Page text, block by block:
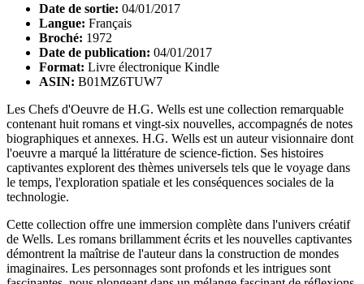
Date de sortie: 04/01/2017
Langue: Français
Broché: 1972
Date de publication: 04/01/2017
Format: Livre électronique Kindle
ASIN: B01MZ6TUW7
Les Chefs d'Oeuvre de H.G. Wells est une collection remarquable
contenant huit romans et vingt-six nouvelles, accompagnés de notes
biographiques et annexes. H.G. Wells est un auteur visionnaire dont
l'oeuvre a marqué la littérature de science-fiction. Ses histoires
captivantes explorent des thèmes universels tels que le voyage dans
le temps, l'exploration spatiale et les conséquences sociales de la
technologie.
Cette collection offre une immersion complète dans l'univers créatif
de Wells. Les romans brillamment écrits et les nouvelles captivantes
démontrent la maîtrise de l'auteur dans la construction de mondes
imaginaires. Les personnages sont profonds et les intrigues sont